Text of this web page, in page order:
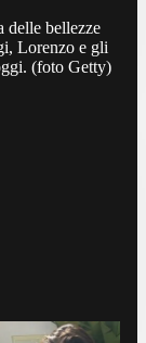
delle bellezze
Lorenzo e gli
(foto Getty)